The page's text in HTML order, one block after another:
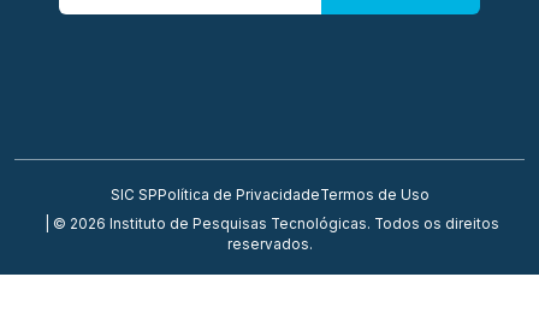
SIC SP Política de PrivacidadeTermos de Uso
| © 2026 Instituto de Pesquisas Tecnológicas. Todos os direitos
reservados.